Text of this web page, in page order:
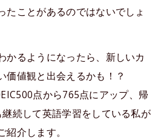
たことがあるのではないでしょ
かるようになったら、新しいカ
価値観と出会えるかも！？
点から765点にアップ、帰
続して英語学習をしている私が
介します。